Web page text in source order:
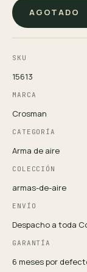
AGOTADO
SKU
15613
MARCA
Crosman
CATEGORÍA
Arma de aire
COLECCIÓN
armas-de-aire
ENVÍO
Despacho a toda
GARANTÍA
6 meses por